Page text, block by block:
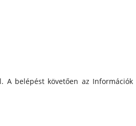
A belépést követően az Információk